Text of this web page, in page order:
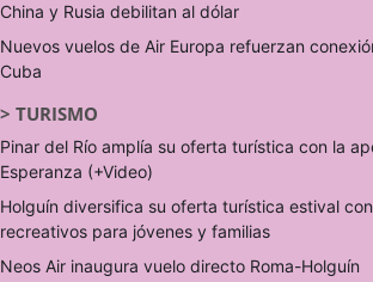
China y Rusia debilitan al dólar
Nuevos vuelos de Air Europa refuerzan
Cuba
> TURISMO
Pinar del Río amplía su oferta turística con la
Esperanza (+Video)
Holguín diversifica su oferta turística estival
recreativos para jóvenes y familias
Neos Air inaugura vuelo directo Roma-Holguín